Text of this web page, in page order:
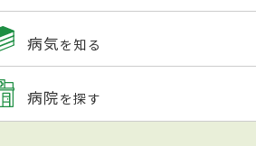
病気を知る
病院を探す